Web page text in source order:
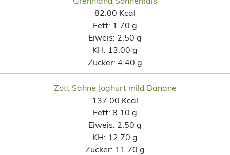
82.00 Kcal
Fett: 1.70 g
Eiweis: 2.50 g
KH: 13.00 g
Zucker: 4.40 g
Zott Sahne Joghurt mild Banane
137.00 Kcal
Fett: 8.10 g
Eiweis: 2.50 g
KH: 12.70 g
Zucker: 11.70 g